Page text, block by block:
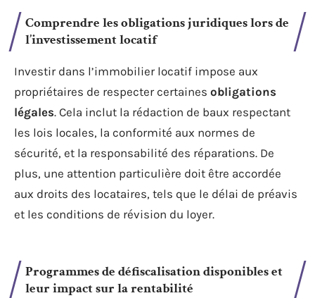
Comprendre les obligations juridiques lors de
l’investissement locatif
Investir dans l’immobilier locatif impose aux
propriétaires de respecter certaines obligations
légales. Cela inclut la rédaction de baux respectant
les lois locales, la conformité aux normes de
sécurité, et la responsabilité des réparations. De
plus, une attention particulière doit être accordée
aux droits des locataires, tels que le délai de préavis
et les conditions de révision du loyer.
Programmes de défiscalisation disponibles et
leur impact sur la rentabilité